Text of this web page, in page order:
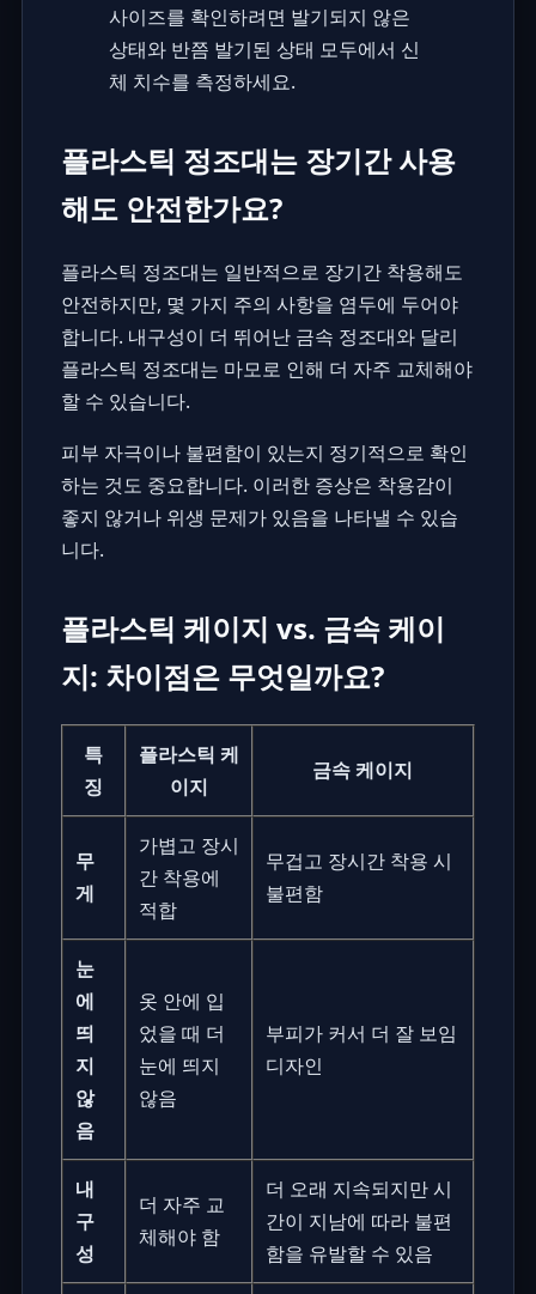
사이즈를 확인하려면 발기되지 않은
상태와 반쯤 발기된 상태 모두에서 신
체 치수를 측정하세요.
플라스틱 정조대는 장기간 사용
해도 안전한가요?
플라스틱 정조대는 일반적으로 장기간 착용해도
안전하지만, 몇 가지 주의 사항을 염두에 두어야
합니다. 내구성이 더 뛰어난 금속 정조대와 달리
플라스틱 정조대는 마모로 인해 더 자주 교체해야
할 수 있습니다.
피부 자극이나 불편함이 있는지 정기적으로 확인
하는 것도 중요합니다. 이러한 증상은 착용감이
좋지 않거나 위생 문제가 있음을 나타낼 수 있습
니다.
플라스틱 케이지 vs. 금속 케이
지: 차이점은 무엇일까요?
특
징
플라스틱 케
이지
금속 케이지
무
게
가볍고 장시
간 착용에
적합
무겁고 장시간 착용 시
불편함
눈
에
띄
지
않
음
옷 안에 입
었을 때 더
눈에 띄지
않음
부피가 커서 더 잘 보임
디자인
내
구
성
더 자주 교
체해야 함
더 오래 지속되지만 시
간이 지남에 따라 불편
함을 유발할 수 있음